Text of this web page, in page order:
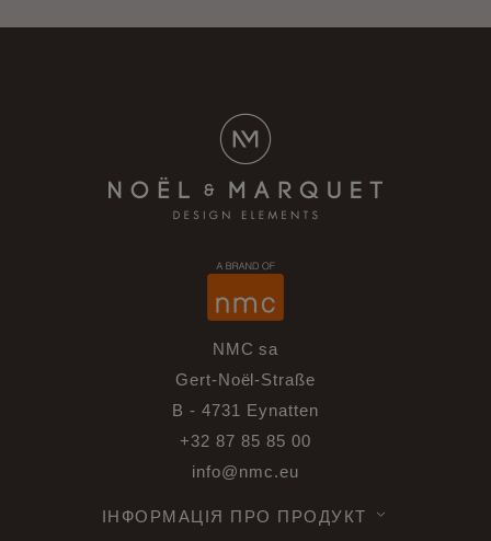
NMC sa
Gert-Noël-Straße
B - 4731 Eynatten
+32 87 85 85 00
info@nmc.eu
ІНФОРМАЦІЯ ПРО ПРОДУКТ